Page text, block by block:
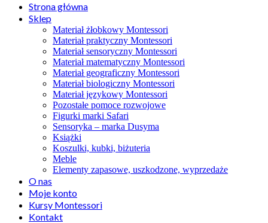
Strona główna
Sklep
Materiał żłobkowy Montessori
Materiał praktyczny Montessori
Materiał sensoryczny Montessori
Materiał matematyczny Montessori
Materiał geograficzny Montessori
Materiał biologiczny Montessori
Materiał językowy Montessori
Pozostałe pomoce rozwojowe
Figurki marki Safari
Sensoryka – marka Dusyma
Książki
Koszulki, kubki, biżuteria
Meble
Elementy zapasowe, uszkodzone, wyprzedaże
O nas
Moje konto
Kursy Montessori
Kontakt